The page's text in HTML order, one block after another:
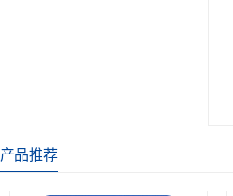
产品推荐